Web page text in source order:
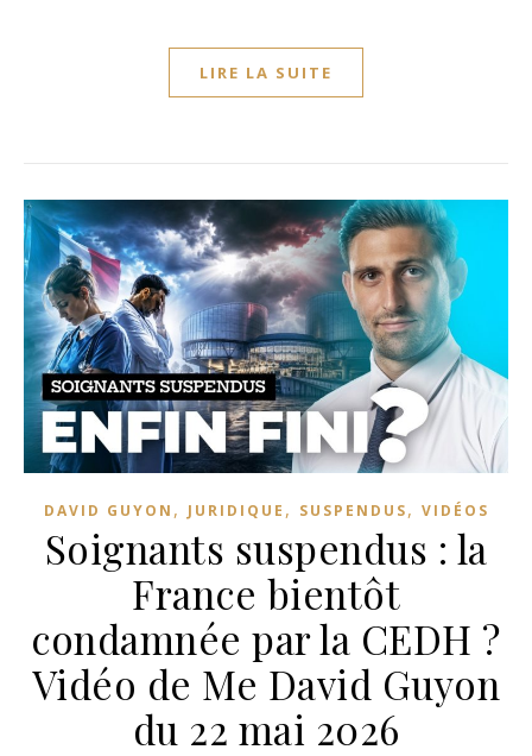
LIRE LA SUITE
DAVID GUYON , JURIDIQUE , SUSPENDUS, VIDÉOS
Soignants suspendus : la
France bientôt
condamnée par la CEDH ?
Vidéo de Me David Guyon
du 22 mai 2026